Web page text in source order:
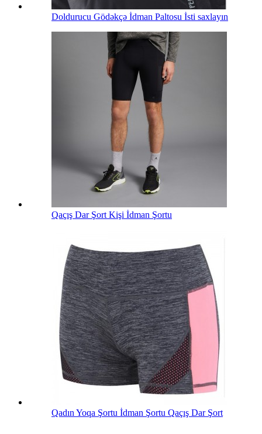
Doldurucu Gödəkçə İdman Paltosu İsti saxlayın
Qaçış Dar Şort Kişi İdman Şortu
Qadın Yoqa Şortu İdman Şortu Qaçış Dar Şort